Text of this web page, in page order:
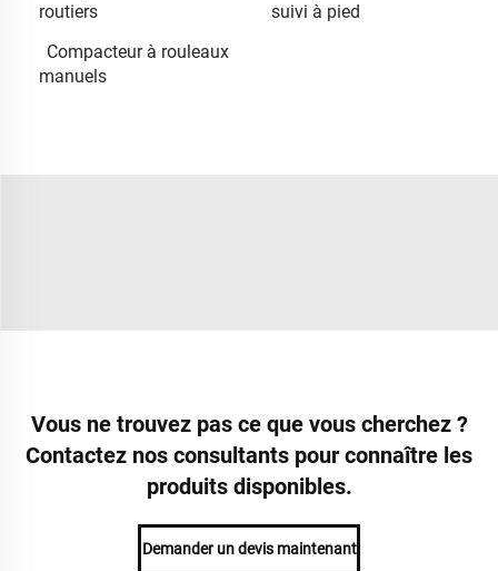
routiers
suivi à pied
Compacteur à rouleaux
manuels
Vous ne trouvez pas ce que vous cherchez ?
Contactez nos consultants pour connaître les
produits disponibles.
Demander un devis maintenant